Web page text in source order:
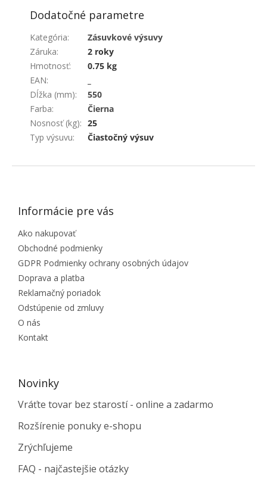
Dodatočné parametre
Kategória:
Zásuvkové výsuvy
Záruka:
2 roky
Hmotnosť:
0.75 kg
EAN:
Dĺžka (mm):
550
Farba:
Čierna
Nosnosť (kg): 25
Typ výsuvu: Čiastočný výsuv
ZÁPÄTIE
Informácie pre vás
Ako nakupovať
Obchodné podmienky
GDPR Podmienky ochrany osobných údajov
Doprava a platba
Reklamačný poriadok
Odstúpenie od zmluvy
O nás
Kontakt
Novinky
Vráťte tovar bez starostí - online a zadarmo
Rozšírenie ponuky e-shopu
Zrýchľujeme
FAQ - najčastejšie otázky